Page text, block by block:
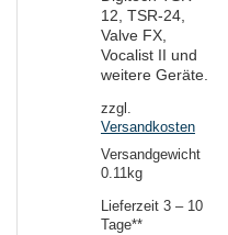
12, TSR-24,
Valve FX,
Vocalist II und
weitere Geräte.
zzgl.
Versandkosten
Versandgewicht
0.11kg
Lieferzeit 3 – 10
Tage**